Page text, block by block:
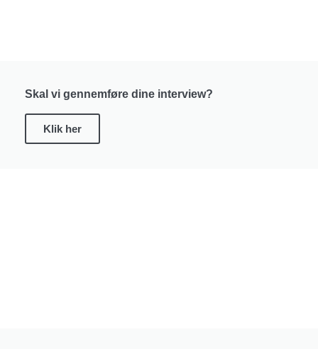
Skal vi gennemføre dine interview?
Klik her